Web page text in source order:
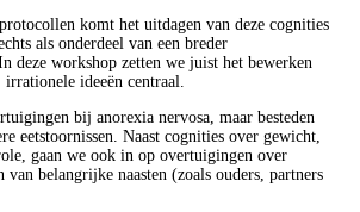
komt het uitdagen van deze cognities
als onderdeel van een breder
deze workshop zetten we juist het bewerken
irrationele ideeën centraal.
bij anorexia nervosa, maar besteden
eetstoornissen. Naast cognities over gewicht,
gaan we ook in op overtuigingen over
van belangrijke naasten (zoals ouders, partners